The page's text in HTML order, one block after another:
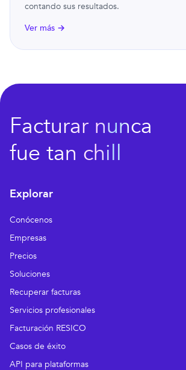
contando sus resultados.
Ver más →
Facturar nunca
fue tan chill
Explorar
Conócenos
Empresas
Precios
Soluciones
Recuperar facturas
Servicios profesionales
Facturación RESICO
Casos de éxito
API para plataformas